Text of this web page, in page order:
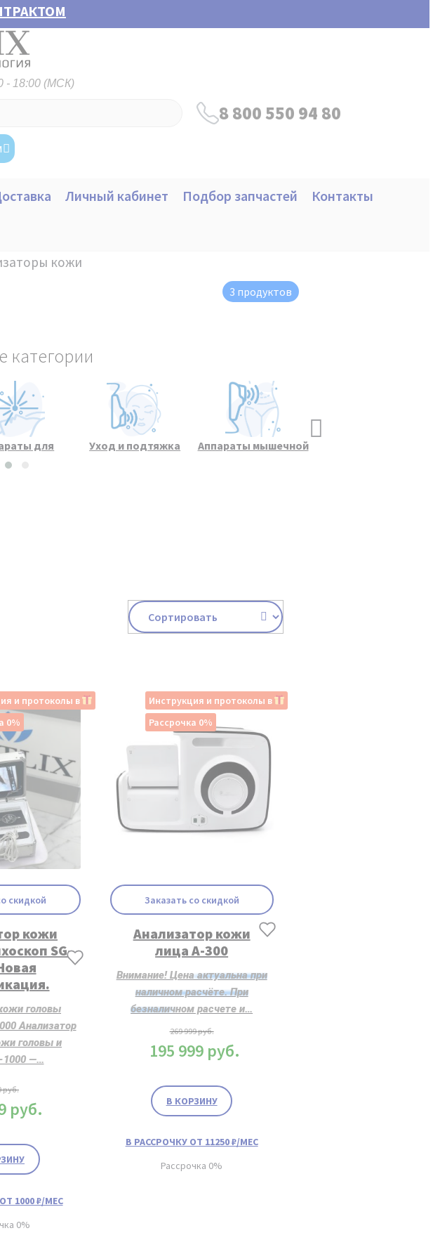
- 18:00 (МСК)
8 800 550 94 80
Личный кабинет Подбор запчастей
Контакты
кожи
3 продуктов
категории
для
процедур
Уход и подтяжка
Аппараты мышечной
скидкой
и протоколы в
0%
кожи
SG-
головы
Анализатор
головы и
1000 —…
руб.
руб.
1000 ₽/МЕС
0%
Заказать со скидкой
Инструкция и протоколы в
Рассрочка 0%
Анализатор кожи
лица A-300
Внимание! Цена актуальна при
наличном расчёте. При
безналичном расчете и…
269 999руб.
195 999 руб.
В КОРЗИНУ
В РАССРОЧКУ ОТ 11250 ₽/МЕС
Рассрочка 0%